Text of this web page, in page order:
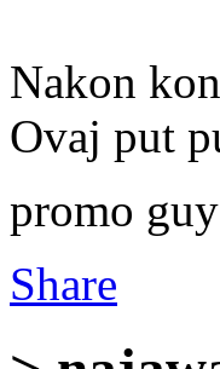
Nakon
Ovaj put
promo
Share